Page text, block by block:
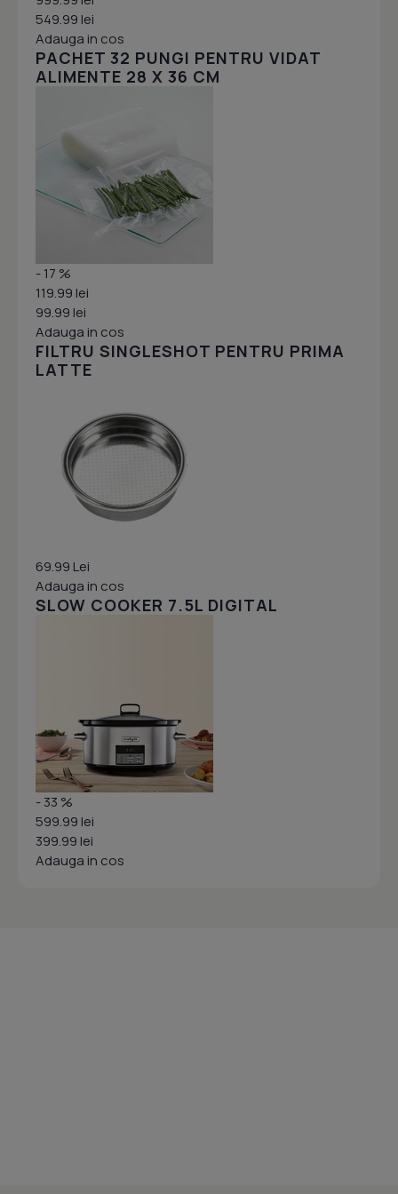
549.99 lei
Adauga in cos
PACHET 32 PUNGI PENTRU VIDAT
ALIMENTE 28 X 36 CM
- 17 %
119.99 lei
99.99 lei
Adauga in cos
FILTRU SINGLESHOT PENTRU PRIMA
LATTE
69.99 Lei
Adauga in cos
SLOW COOKER 7.5L DIGITAL
- 33 %
599.99 lei
399.99 lei
Adauga in cos